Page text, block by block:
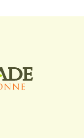
compte Facebook
le compte